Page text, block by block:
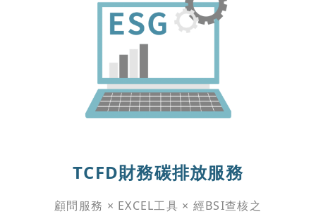
TCFD財務碳排放服務
顧問服務 × EXCEL工具 × 經BSI查核之